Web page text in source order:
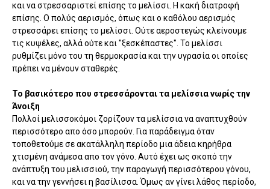
και να στρεσσαριστεί επίσης το μελίσσι. Η κακή διατροφή
επίσης. Ο πολύς αερισμός, όπως και ο καθόλου αερισμός
στρεσσάρει επίσης το μελίσσι. Ούτε αεροστεγώς κλείνουμε
τις κυψέλες, αλλά ούτε και "ξεσκέπαστες". Το μελίσσι
ρυθμίζει μόνο του τη θερμοκρασία και την υγρασία οι οποίες
πρέπει να μένουν σταθερές.
Το βασικότερο που στρεσσάρονται τα μελίσσια νωρίς την
Άνοιξη
Πολλοί μελισσοκόμοι ζορίζουν τα μελίσσια να αναπτυχθούν
περισσότερο απο όσο μπορούν. Για παράδειγμα όταν
τοποθετούμε σε ακατάλληλη περίοδο μια άδεια κηρήθρα
χτισμένη ανάμεσα απο τον γόνο. Αυτό έχει ως σκοπό την
ανάπτυξη του μελισσιού, την παραγωγή περισσότερου γόνου,
και να την γεννήσει η βασίλισσα. Όμως αν γίνει λάθος περίοδο,